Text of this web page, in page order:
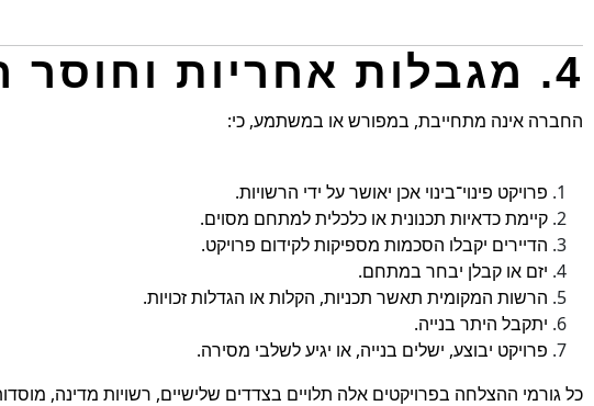
4. מגבלות אחריות וחוסר התחייבות
החברה אינה מתחייבת, במפורש או במשתמע, כי:
פרויקט פינוי־בינוי אכן יאושר על ידי הרשויות.
קיימת כדאיות תכנונית או כלכלית למתחם מסוים.
הדיירים יקבלו הסכמות מספיקות לקידום פרויקט.
יזם או קבלן יבחר במתחם.
הרשות המקומית תאשר תכניות, הקלות או הגדלות זכויות.
יתקבל היתר בנייה.
פרויקט יבוצע, ישלים בנייה, או יגיע לשלבי מסירה.
כל גורמי ההצלחה בפרויקטים אלה תלויים בצדדים שלישיים, רשויות מדינה,